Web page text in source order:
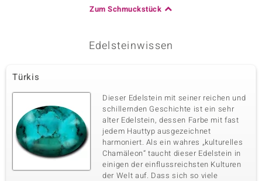
Zum Schmuckstück
Edelsteinwissen
Türkis
Dieser Edelstein mit seiner reichen und
schillernden Geschichte ist ein sehr
alter Edelstein, dessen Farbe mit fast
jedem Hauttyp ausgezeichnet
harmoniert. Als ein wahres „kulturelles
Chamäleon“ taucht dieser Edelstein in
einigen der einflussreichsten Kulturen
der Welt auf. Dass sich so viele